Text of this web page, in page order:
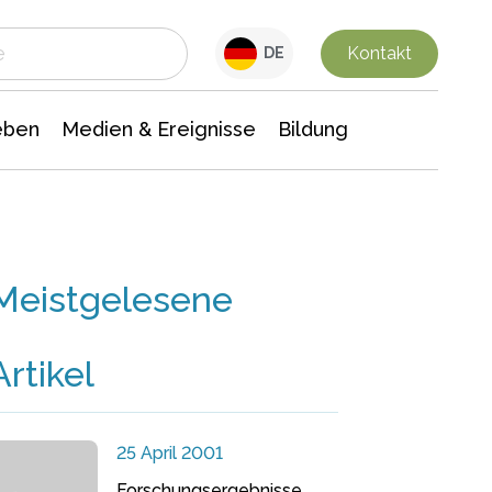
DE Kontakt
Medien & Ereignisse Bildung
25 April 2001